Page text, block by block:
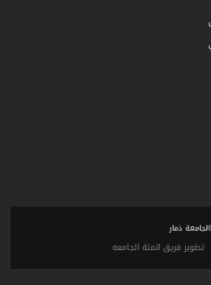
ذمار
تطوير فريق اتمتة الجامعه